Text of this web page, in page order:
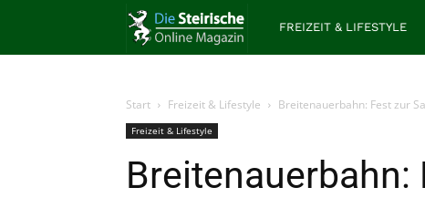
DieFREIZEIT & LIFESTYLE
Start Freizeit & Lifestyle Breitenauerbahn: Fest zur
Freizeit & Lifestyle
Breitenauerbahn: